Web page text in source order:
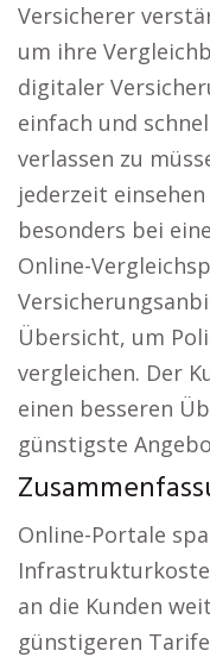
Versicherer
um ihre
digitaler
einfach und
verlassen zu
jederzeit
besonders bei
Online-
Übersicht, um
vergleichen. Der
einen besseren
günstigste
Online-Portale
an die Kunden
günstigeren